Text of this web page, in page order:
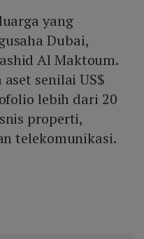
yang
Dubai,
Al Maktoum.
senilai US$
lebih dari 20
properti,
telekomunikasi.